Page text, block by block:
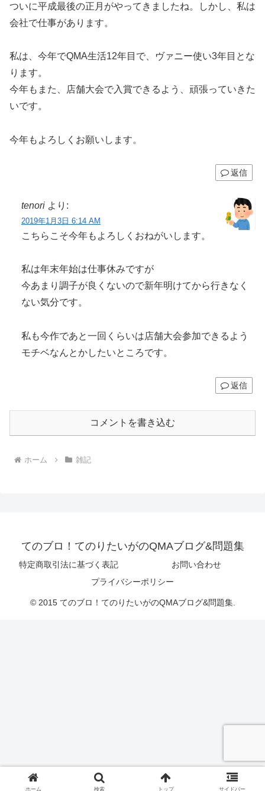
ついに平成最後の正月がやってきましたね。しかし、私は
会社で仕事があります。
私は、今年でQMA生活12年目で、ヴァニー使い3年目とな
ります。
今年もまた、店舗大会で入賞できるよう、頑張っていきた
いです。
今年もよろしくお願いします。
返信
tenori より:
2019年1月3日 6:14 AM
こちらこそ今年もよろしくおねがいします。
私は年末年始は仕事休みですが
今あまり調子が良くないので新年明けてから行きなく
ない気分です。
私も今作であと一回くらいは店舗大会参加できるよう
モチベなんとかしたいところです。
返信
コメントを書き込む
ホーム 雑記
てのブロ！てのりたいがのQMAブログ&問題集
特定商取引法に基づく表記
お問い合わせ
プライバシーポリシー
© 2015 てのブロ！てのりたいがのQMAブログ&問題集.
ホーム 検索 トップ サイドバー